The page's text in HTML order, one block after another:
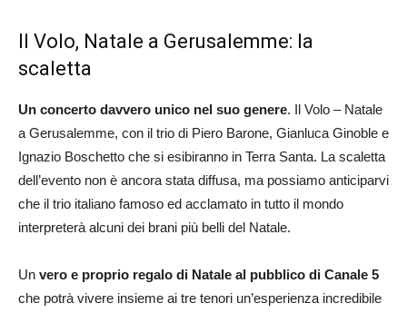
Il Volo, Natale a Gerusalemme: la
scaletta
Un concerto davvero unico nel suo genere. Il Volo – Natale
a Gerusalemme, con il trio di Piero Barone, Gianluca Ginoble e
Ignazio Boschetto che si esibiranno in Terra Santa. La scaletta
dell’evento non è ancora stata diffusa, ma possiamo anticiparvi
che il trio italiano famoso ed acclamato in tutto il mondo
interpreterà alcuni dei brani più belli del Natale.
Un vero e proprio regalo di Natale al pubblico di Canale 5
che potrà vivere insieme ai tre tenori un’esperienza incredibile